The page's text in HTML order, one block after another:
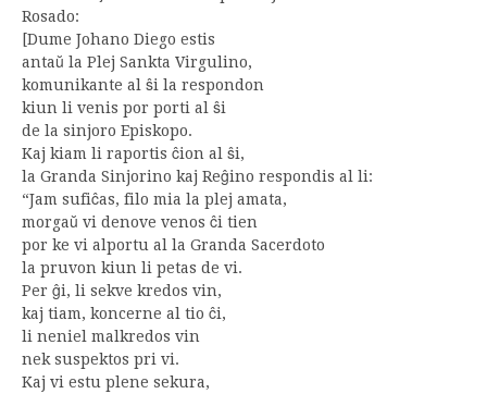
Rosado:
[Dume Johano Diego estis
antaŭ la Plej Sankta Virgulino,
komunikante al ŝi la respondon
kiun li venis por porti al ŝi
de la sinjoro Episkopo.
Kaj kiam li raportis ĉion al ŝi,
la Granda Sinjorino kaj Reĝino respondis al li:
“Jam sufiĉas, filo mia la plej amata,
morgaŭ vi denove venos ĉi tien
por ke vi alportu al la Granda Sacerdoto
la pruvon kiun li petas de vi.
Per ĝi, li sekve kredos vin,
kaj tiam, koncerne al tio ĉi,
li neniel malkredos vin
nek suspektos pri vi.
Kaj vi estu plene sekura,